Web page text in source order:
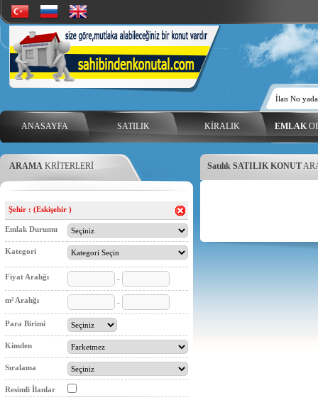
ANASAYFA SATILIK KİRALIK EMLAK
ARAMA KRİTERLERİ
Şehir : (Eskişehir )
Emlak Durumu
Kategori
Fiyat Aralığı -
m² Aralığı -
Para Birimi
Kimden
Sıralama
Resimli İlanlar
Satılık SATILIK KONUT